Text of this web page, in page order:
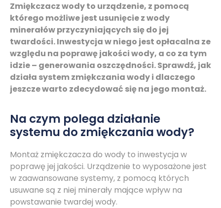
Zmiękczacz wody to urządzenie, z pomocą
którego możliwe jest usunięcie z wody
minerałów przyczyniających się do jej
twardości. Inwestycja w niego jest opłacalna ze
względu na poprawę jakości wody, a co za tym
idzie – generowania oszczędności. Sprawdź, jak
działa system zmiękczania wody i dlaczego
jeszcze warto zdecydować się na jego montaż.
Na czym polega działanie
systemu do zmiękczania wody?
Montaż zmiękczacza do wody to inwestycja w
poprawę jej jakości. Urządzenie to wyposażone jest
w zaawansowane systemy, z pomocą których
usuwane są z niej minerały mające wpływ na
powstawanie twardej wody.